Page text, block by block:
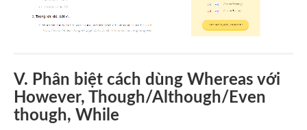
V. Phân biệt cách dùng Whereas với
However, Though/Although/Even
though, While